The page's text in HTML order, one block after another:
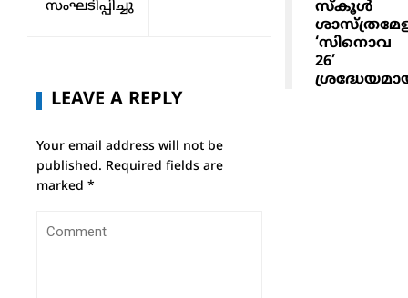
സംഘടിപ്പിച്ചു
LEAVE A REPLY
Your email address will not be
published. Required fields are
marked *
സ്കൂൾ
‘സിനൊവ
26’